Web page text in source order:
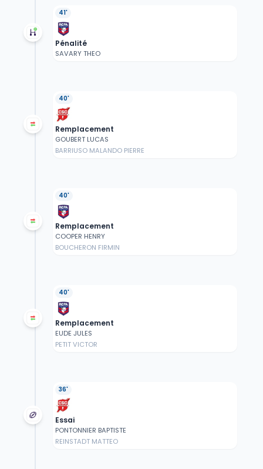
41'
Pénalité
SAVARY THEO
40'
Remplacement
GOUBERT LUCAS
BARRIUSO MALANDO PIERRE
40'
Remplacement
COOPER HENRY
BOUCHERON FIRMIN
40'
Remplacement
EUDE JULES
PETIT VICTOR
36'
Essai
PONTONNIER BAPTISTE
REINSTADT MATTEO